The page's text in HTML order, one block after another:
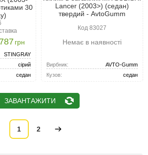
30
грн
STINGRAY
сірий
седан
Lancer (2003>) (седан)
твердий - AvtoGumm
Код 83027
Немає в наявності
Вирбник:
AVTO-Gumm
Кузов:
седан
ЗАВАНТАЖИТИ
1 2